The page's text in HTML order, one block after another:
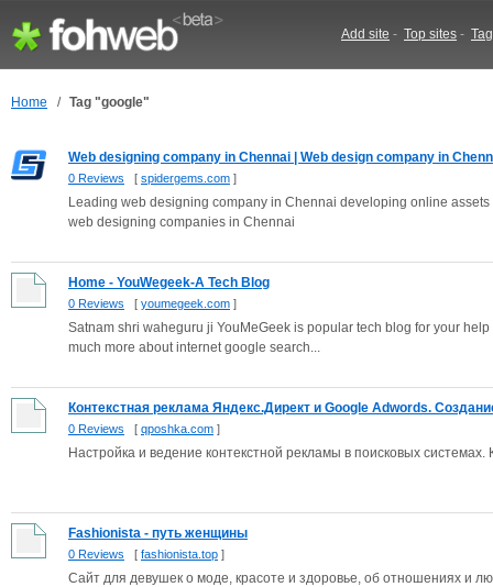
Add site - Top sites -
Home / Tag "google"
Web designing company in Chennai | Web design company in
0 Reviews [ spidergems.com ]
Leading web designing company in Chennai developing online
web designing companies in Chennai
Home - YouWegeek-A Tech Blog
0 Reviews [ youmegeek.com ]
Satnam shri waheguru ji YouMeGeek is popular tech blog for your
much more about internet google search...
Контекстная реклама Яндекс.Директ и Google Adwords.
0 Reviews [ qposhka.com ]
Настройка и ведение контекстной рекламы в поисковых
Fashionista - путь женщины
0 Reviews [ fashionista.top ]
Сайт для девушек о моде, красоте и здоровье, об отношениях и